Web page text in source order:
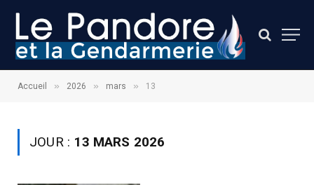
Accueil » 2026 » mars » 13
JOUR : 13 MARS 2026